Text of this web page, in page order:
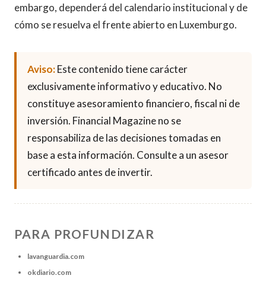
embargo, dependerá del calendario institucional y de
cómo se resuelva el frente abierto en Luxemburgo.
Aviso:Este contenido tiene carácter
exclusivamente informativo y educativo. No
constituye asesoramiento financiero, fiscal ni de
inversión. Financial Magazine no se
responsabiliza de las decisiones tomadas en
base a esta información. Consulte a un asesor
certificado antes de invertir.
PARA PROFUNDIZAR
lavanguardia.com
okdiario.com